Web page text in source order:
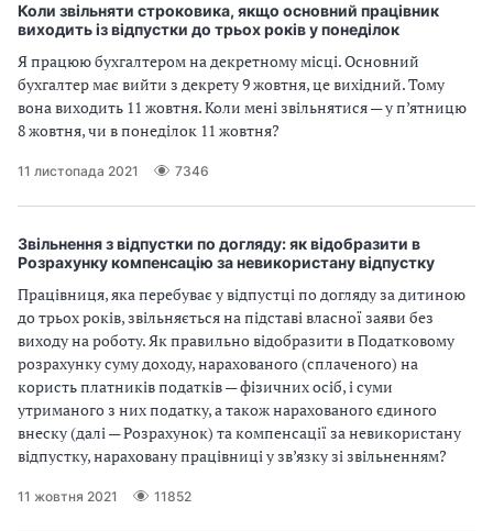
Коли звільняти строковика, якщо основний працівник
виходить із відпустки до трьох років у понеділок
Я працюю бухгалтером на декретному місці. Основний
бухгалтер має вийти з декрету 9 жовтня, це вихідний. Тому
вона виходить 11 жовтня. Коли мені звільнятися — у п’ятницю
8 жовтня, чи в понеділок 11 жовтня?
11 листопада 2021 7346
Звільнення з відпустки по догляду: як відобразити в
Розрахунку компенсацію за невикористану відпустку
Працівниця, яка перебуває у відпустці по догляду за дитиною
до трьох років, звільняється на підставі власної заяви без
виходу на роботу. Як правильно відобразити в Податковому
розрахунку суму доходу, нарахованого (сплаченого) на
користь платників податків — фізичних осіб, і суми
утриманого з них податку, а також нарахованого єдиного
внеску (далі — Розрахунок) та компенсації за невикористану
відпустку, нараховану працівниці у зв’язку зі звільненням?
11 жовтня 2021 11852